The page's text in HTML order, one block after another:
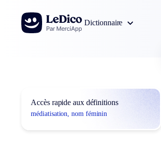
Aller au contenu
Dictionnaire
Accès rapide aux définitions
médiatisation, nom féminin